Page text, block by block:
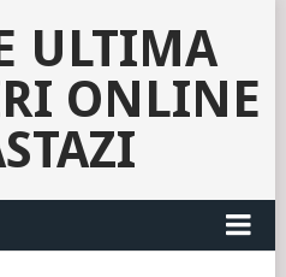
ULTIMA
ONLINE